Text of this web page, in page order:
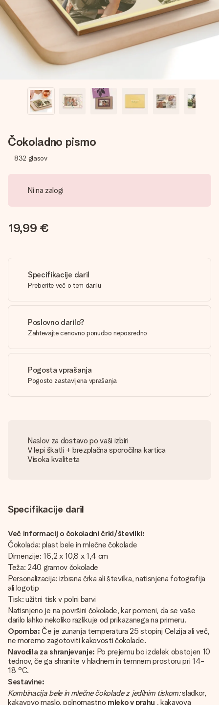
V nekaj preprostih korakih ustvari nekaj edinstvenega – z
njenim imenom, tvojo fotografijo ali sporočilom, ki ogreje
srce. Brez zapletov, le vsa ljubezen za ta trenutek.
Čokoladno pismo
832 glasov
Ni na zalogi
19,99 €
Specifikacije daril
Preberite več o tem darilu
Poslovno darilo?
Zahtevajte cenovno ponudbo neposredno
Pogosta vprašanja
Pogosto zastavljena vprašanja
Naslov za dostavo po vaši izbiri
V lepi škatli + brezplačna sporočilna kartica
Visoka kvaliteta
Specifikacije daril
Več informacij o čokoladni črki/številki:
Čokolada: plast bele in mlečne čokolade
Dimenzije: 16,2 x 10,8 x 1,4 cm
Teža: 240 gramov čokolade
Personalizacija: izbrana črka ali številka, natisnjena fotografija
ali logotip
Tisk: užitni tisk v polni barvi
Natisnjeno je na površini čokolade, kar pomeni, da se vaše
darilo lahko nekoliko razlikuje od prikazanega na primeru.
Opomba: Če je zunanja temperatura 25 stopinj Celzija ali več,
ne moremo zagotoviti kakovosti čokolade.
Navodila za shranjevanje: Po prejemu bo izdelek obstojen 10
tednov, če ga shranite v hladnem in temnem prostoru pri 14-
18 °C.
Sestavine:
Kombinacija bele in mlečne čokolade z jedilnim tiskom:sladkor,
kakavovo maslo, polnomastno mleko v prahu , kakavova